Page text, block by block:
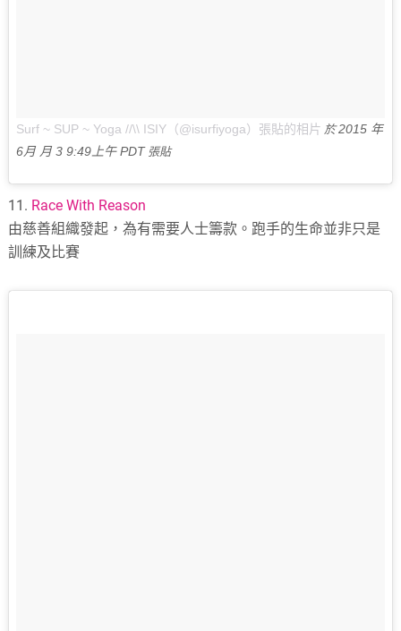
Surf ~ SUP ~ Yoga //\\ ISIY（@isurfiyoga）張貼的相片 於2015 年
6月 月 3 9:49上午 PDT張貼
11. Race With Reason
由慈善組織發起，為有需要人士籌款。跑手的生命並非只是
訓練及比賽